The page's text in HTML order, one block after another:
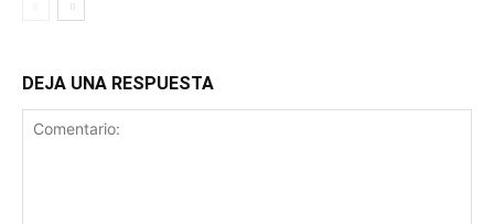
DEJA UNA RESPUESTA